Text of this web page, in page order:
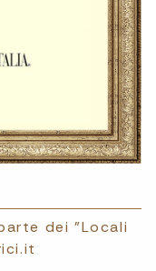
dei "Locali